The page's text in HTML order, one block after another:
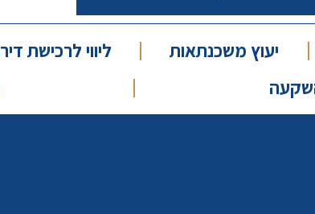
יעוץ משכנתאות ליווי לרכישת